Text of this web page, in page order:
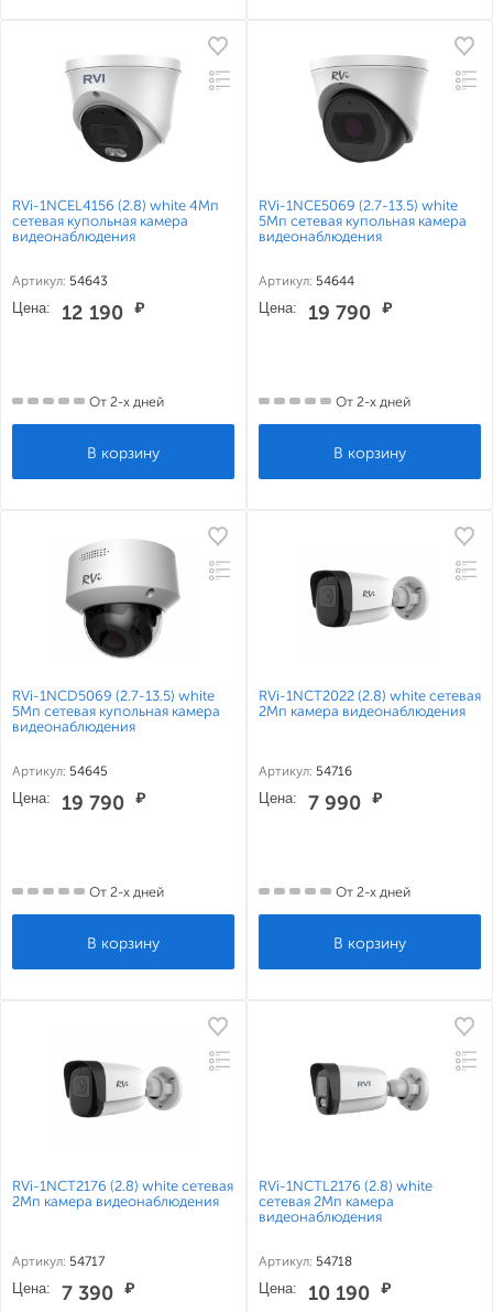
RVi-1NCEL4156 (2.8) white 4Мп
сетевая купольная камера
видеонаблюдения
Артикул: 54643
Цена: 12 190 ₽
От 2-х дней
RVi-1NCE5069 (2.7-13.5) white
5Мп сетевая купольная камера
видеонаблюдения
Артикул: 54644
Цена: 19 790 ₽
От 2-х дней
RVi-1NCD5069 (2.7-13.5) white
5Мп сетевая купольная камера
видеонаблюдения
Артикул: 54645
Цена: 19 790 ₽
От 2-х дней
RVi-1NCT2022 (2.8) white сетевая
2Мп камера видеонаблюдения
Артикул: 54716
Цена: 7 990 ₽
От 2-х дней
RVi-1NCT2176 (2.8) white сетевая
2Мп камера видеонаблюдения
Артикул: 54717
Цена: 7 390 ₽
RVi-1NCTL2176 (2.8) white
сетевая 2Мп камера
видеонаблюдения
Артикул: 54718
Цена: 10 190 ₽